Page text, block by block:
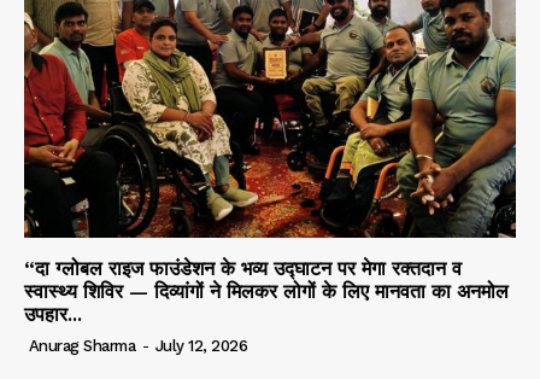
“दा ग्लोबल राइज फाउंडेशन के भव्य उद्घाटन पर मेगा रक्तदान व
स्वास्थ्य शिविर — दिव्यांगों ने मिलकर लोगों के लिए मानवता का अनमोल
उपहार...
Anurag Sharma - July 12, 2026